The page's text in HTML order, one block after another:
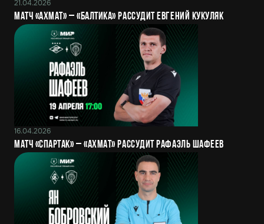
21.04.2026
Матч «Ахмат» – «Балтика» рассудит Евгений Кукуляк
16.04.2026
Матч «Спартак» – «Ахмат» рассудит Рафаэль Шафеев